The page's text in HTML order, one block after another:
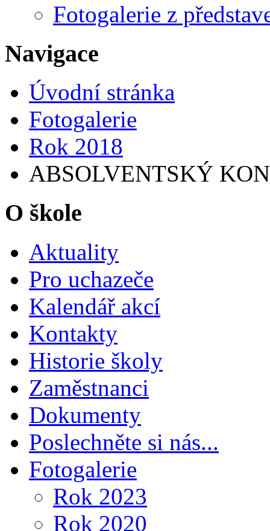
Fotogalerie z
Navigace
Úvodní stránka
Fotogalerie
Rok 2018
ABSOLVENTSKÝ
O škole
Aktuality
Pro uchazeče
Kalendář akcí
Kontakty
Historie školy
Zaměstnanci
Dokumenty
Poslechněte si nás...
Fotogalerie
Rok 2023
Rok 2020